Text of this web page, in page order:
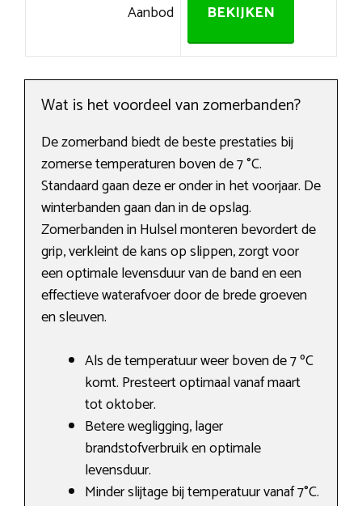
Aanbod BEKIJKEN
Wat is het voordeel van zomerbanden?
De zomerband biedt de beste prestaties bij
zomerse temperaturen boven de 7 °C.
Standaard gaan deze er onder in het voorjaar. De
winterbanden gaan dan in de opslag.
Zomerbanden in Hulsel monteren bevordert de
grip, verkleint de kans op slippen, zorgt voor
een optimale levensduur van de band en een
effectieve waterafvoer door de brede groeven
en sleuven.
Als de temperatuur weer boven de 7 ºC
komt. Presteert optimaal vanaf maart
tot oktober.
Betere wegligging, lager
brandstofverbruik en optimale
levensduur.
Minder slijtage bij temperatuur vanaf 7°C.